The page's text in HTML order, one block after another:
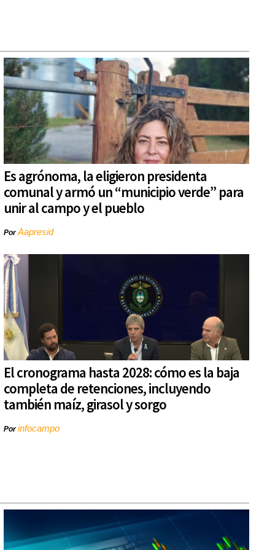
Es agrónoma, la eligieron presidenta
comunal y armó un “municipio verde” para
unir al campo y el pueblo
PorAapresid
El cronograma hasta 2028: cómo es la baja
completa de retenciones, incluyendo
también maíz, girasol y sorgo
Porinfocampo